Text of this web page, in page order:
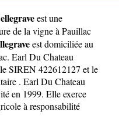
est une
de la vigne à Pauillac
est domiciliée au
Earl Du Chateau
SIREN 422612127 et le
. Earl Du Chateau
en 1999. Elle exerce
à responsabilité